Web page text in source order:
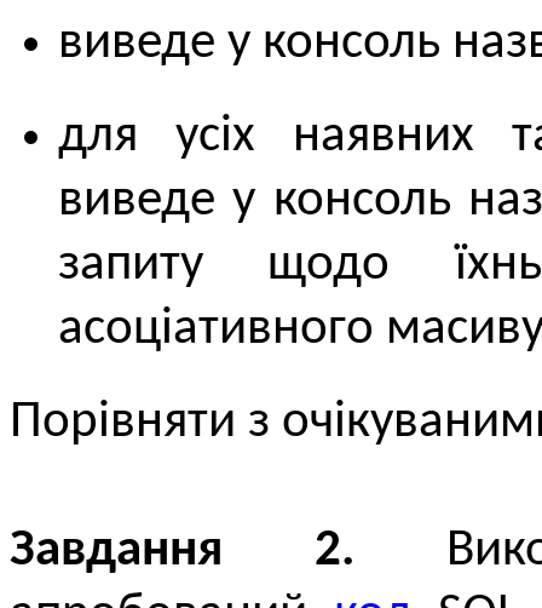
виведе у консоль
для усіх наявних
виведе у консоль
запиту щодо
асоціативного
Порівняти з
Завдання 2.